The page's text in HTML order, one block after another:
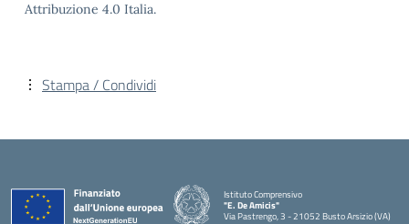
Attribuzione 4.0 Italia.
Stampa / Condividi
Istituto Comprensivo
"E. De Amicis"
Via Pastrengo, 3 - 21052 Busto Arsizio (VA)